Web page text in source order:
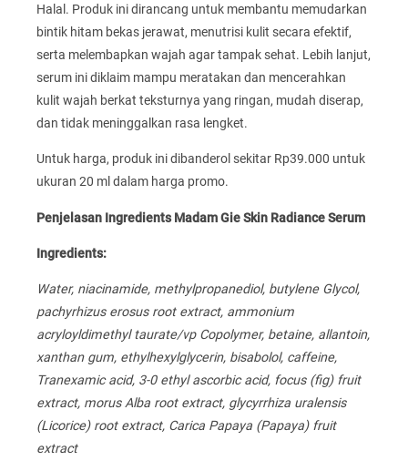
Halal. Produk ini dirancang untuk membantu memudarkan
bintik hitam bekas jerawat, menutrisi kulit secara efektif,
serta melembapkan wajah agar tampak sehat. Lebih lanjut,
serum ini diklaim mampu meratakan dan mencerahkan
kulit wajah berkat teksturnya yang ringan, mudah diserap,
dan tidak meninggalkan rasa lengket.
Untuk harga, produk ini dibanderol sekitar Rp39.000 untuk
ukuran 20 ml dalam harga promo.
Penjelasan Ingredients Madam Gie Skin Radiance Serum
Ingredients:
Water, niacinamide, methylpropanediol, butylene Glycol,
pachyrhizus erosus root extract, ammonium
acryloyldimethyl taurate/vp Copolymer, betaine, allantoin,
xanthan gum, ethylhexylglycerin, bisabolol, caffeine,
Tranexamic acid, 3-0 ethyl ascorbic acid, focus (fig) fruit
extract, morus Alba root extract, glycyrrhiza uralensis
(Licorice) root extract, Carica Papaya (Papaya) fruit
extract